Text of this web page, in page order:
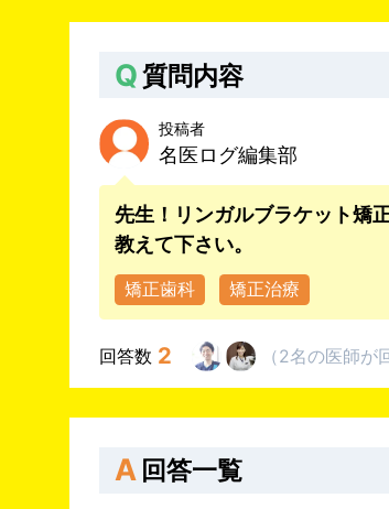
Q質問内容
投稿者
名医ログ編集部
先生！リンガルブラケット矯
教えて下さい。
矯正歯科 矯正治療
回答数 2 （2名の医師が
A 回答一覧